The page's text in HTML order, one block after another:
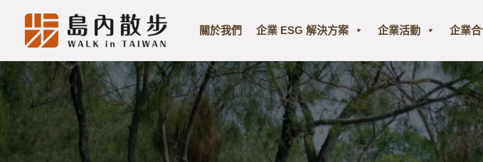
Skip
to
content
關於我們 企業 ESG 解決方案 企業活動 企業合